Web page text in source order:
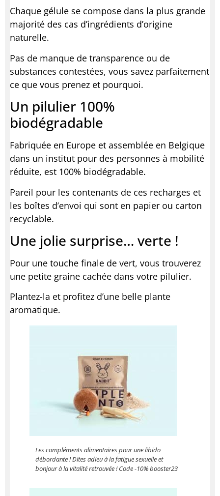
Chaque gélule se compose dans la plus grande
majorité des cas d’ingrédients d’origine
naturelle.
Pas de manque de transparence ou de
substances contestées, vous savez parfaitement
ce que vous prenez et pourquoi.
Un pilulier 100%
biodégradable
Fabriquée en Europe et assemblée en Belgique
dans un institut pour des personnes à mobilité
réduite, est 100% biodégradable.
Pareil pour les contenants de ces recharges et
les boîtes d’envoi qui sont en papier ou carton
recyclable.
Une jolie surprise… verte !
Pour une touche finale de vert, vous trouverez
une petite graine cachée dans votre pilulier.
Plantez-la et profitez d’une belle plante
aromatique.
Les compléments alimentaires pour une libido
débordante ! Dites adieu à la fatigue sexuelle et
bonjour à la vitalité retrouvée ! Code -10% booster23